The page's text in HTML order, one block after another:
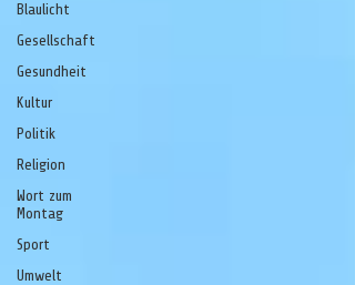
Blaulicht
Gesellschaft
Gesundheit
Kultur
Politik
Religion
Wort zum
Montag
Sport
Umwelt